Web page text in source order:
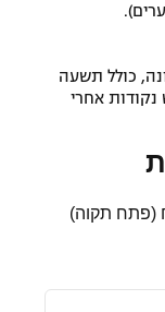
העונה, כולל תשעה
אחרי
(פתח תקוה)